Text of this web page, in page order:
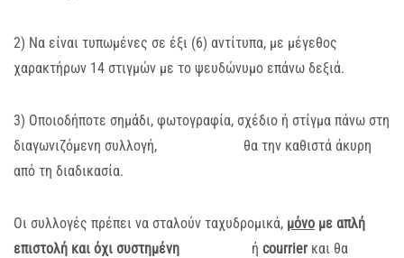
2) Να είναι τυπωμένες σε έξι (6) αντίτυπα, με μέγεθος
χαρακτήρων 14 στιγμών με το ψευδώνυμο επάνω δεξιά.
3) Οποιοδήποτε σημάδι, φωτογραφία, σχέδιο ή στίγμα πάνω στη
διαγωνιζόμενη συλλογή, θα την καθιστά άκυρη
από τη διαδικασία.
Οι συλλογές πρέπει να σταλούν ταχυδρομικά, μόνο με απλή
επιστολή και όχι συστημένη ή courrierκαι θα